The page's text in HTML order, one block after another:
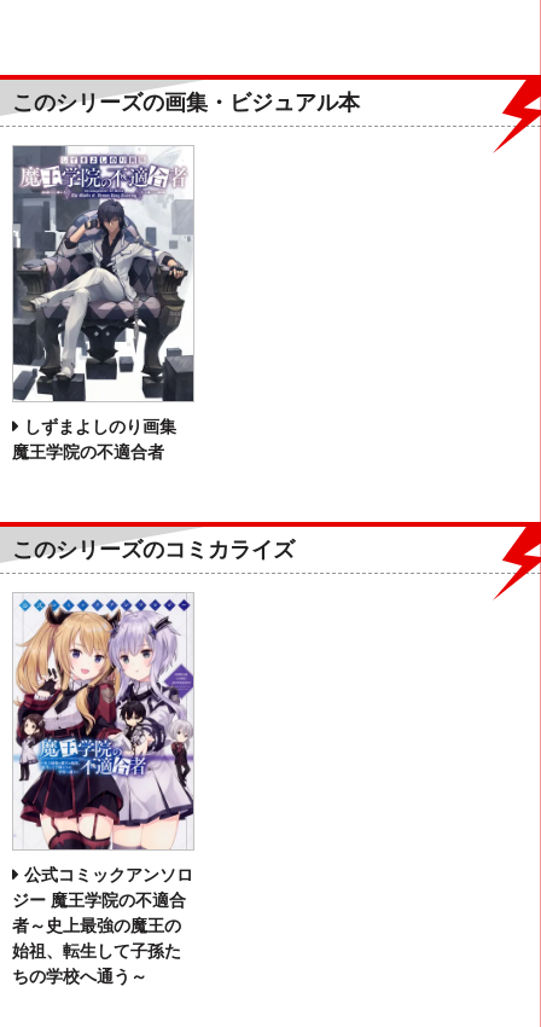
このシリーズの画集・ビジュアル本
しずまよしのり画集
魔王学院の不適合者
このシリーズのコミカライズ
公式コミックアンソロ
ジー 魔王学院の不適合
者～史上最強の魔王の
始祖、転生して子孫た
ちの学校へ通う～